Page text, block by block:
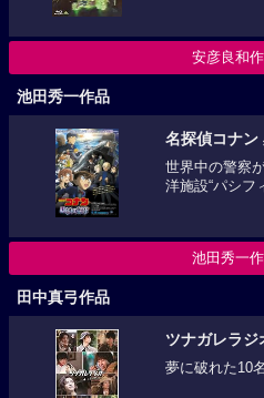
安彦良和
池田秀一作品
名探偵コナン
世界中の警察
洋施設“パシフ
池田秀一
田中真弓作品
ツナガレラ
夢に破れた10